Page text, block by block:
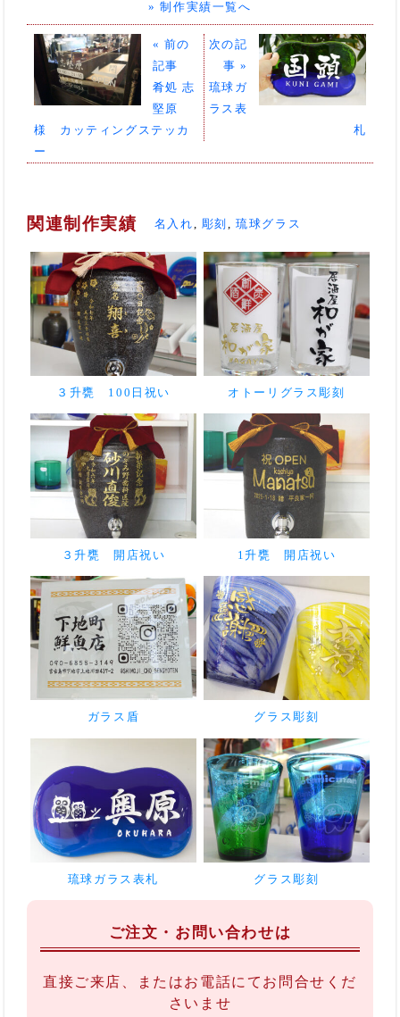
» 制作実績一覧へ
« 前の
記事
肴処 志
堅原
様 カッティングステッカ
ー
次の記
事 »
琉球ガ
ラス表
札
関連制作実績 名入れ 彫刻 ,琉球グラス
３升甕 100日祝い オトーリグラス彫刻
３升甕 開店祝い 1升甕 開店祝い
ガラス盾 グラス彫刻
琉球ガラス表札 グラス彫刻
ご注文・お問い合わせは
直接ご来店、またはお電話にてお問合せくだ
さいませ